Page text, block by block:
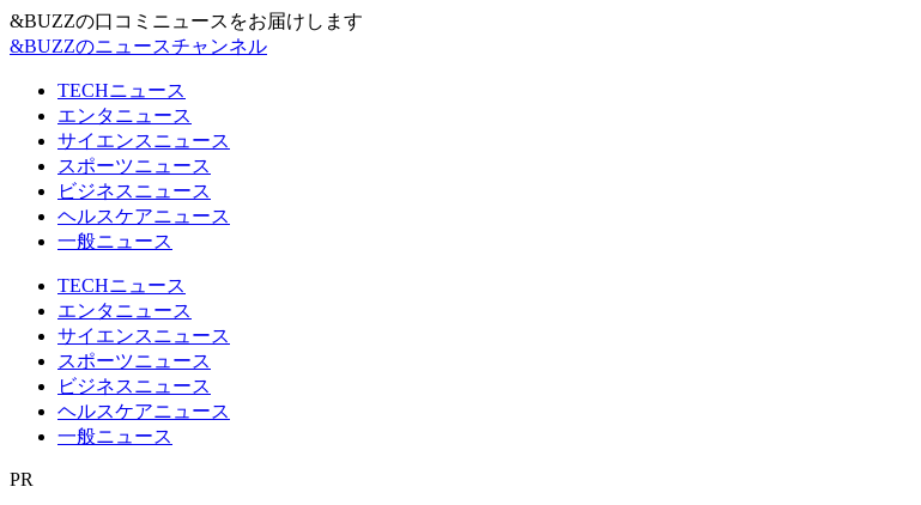
&BUZZの口コミニュースをお届けします
&BUZZのニュースチャンネル
TECHニュース
エンタニュース
サイエンスニュース
スポーツニュース
ビジネスニュース
ヘルスケアニュース
一般ニュース
TECHニュース
エンタニュース
サイエンスニュース
スポーツニュース
ビジネスニュース
ヘルスケアニュース
一般ニュース
PR